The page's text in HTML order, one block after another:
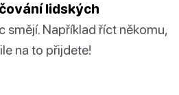
lidských
smějí. Například říct někomu,
na to přijdete!